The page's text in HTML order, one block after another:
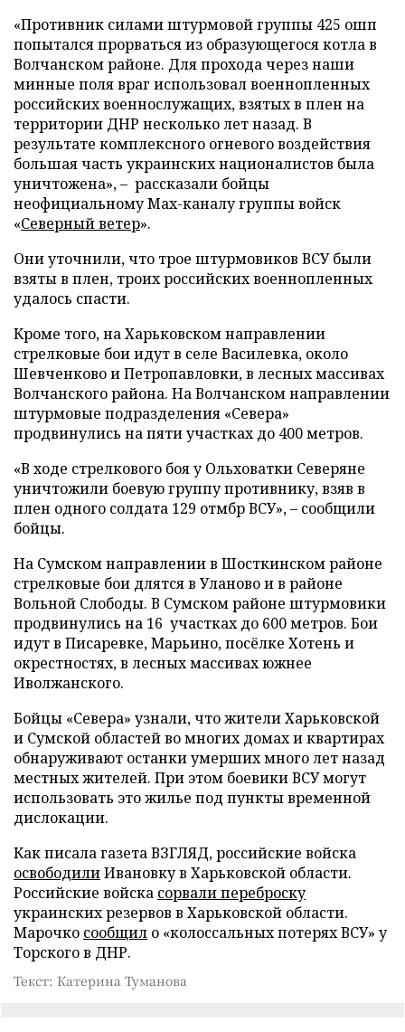
«Противник силами штурмовой группы 425 ошп
попытался прорваться из образующегося котла в
Волчанском районе. Для прохода через наши
минные поля враг использовал военнопленных
российских военнослужащих, взятых в плен на
территории ДНР несколько лет назад. В
результате комплексного огневого воздействия
большая часть украинских националистов была
уничтожена», – рассказали бойцы
неофициальному Max-каналу группы войск
«Северный ветер».
Они уточнили, что трое штурмовиков ВСУ были
взяты в плен, троих российских военнопленных
удалось спасти.
Кроме того, на Харьковском направлении
стрелковые бои идут в селе Василевка, около
Шевченково и Петропавловки, в лесных массивах
Волчанского района. На Волчанском направлении
штурмовые подразделения «Севера»
продвинулись на пяти участках до 400 метров.
«В ходе стрелкового боя у Ольховатки Северяне
уничтожили боевую группу противнику, взяв в
плен одного солдата 129 отмбр ВСУ», – сообщили
бойцы.
На Сумском направлении в Шосткинском районе
стрелковые бои длятся в Уланово и в районе
Вольной Слободы. В Сумском районе штурмовики
продвинулись на 16 участках до 600 метров. Бои
идут в Писаревке, Марьино, посёлке Хотень и
окрестностях, в лесных массивах южнее
Иволжанского.
Бойцы «Севера» узнали, что жители Харьковской
и Сумской областей во многих домах и квартирах
обнаруживают останки умерших много лет назад
местных жителей. При этом боевики ВСУ могут
использовать это жилье под пункты временной
дислокации.
Как писала газета ВЗГЛЯД, российские войска
освободилиИвановку в Харьковской области.
Российские войска сорвали переброску
украинских резервов в Харьковской области.
Марочко сообщил о «колоссальных потерях ВСУ» у
Торского в ДНР.
Текст: Катерина Туманова